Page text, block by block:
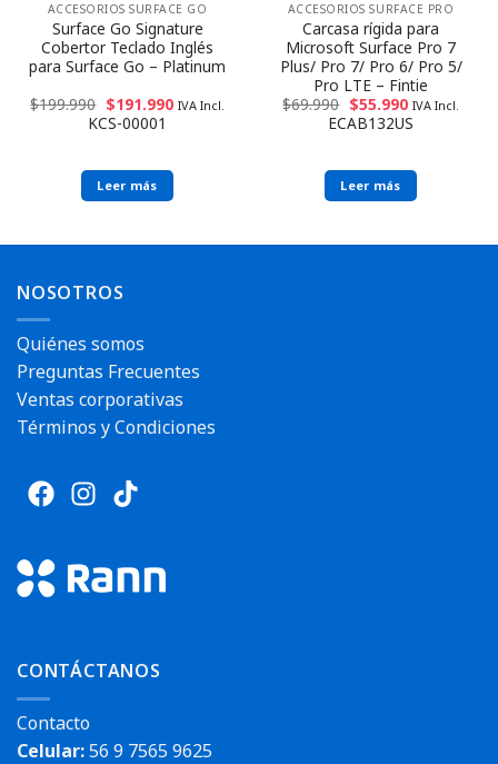
ACCESORIOS SURFACE GO
Surface Go Signature
Cobertor Teclado Inglés
para Surface Go – Platinum
$199.990 $191.990 IVA Incl.
KCS-00001
Leer más
ACCESORIOS SURFACE PRO
Carcasa rígida para
Microsoft Surface Pro 7
Plus/ Pro 7/ Pro 6/ Pro 5/
Pro LTE – Fintie
$69.990 $55.990 IVA Incl.
ECAB132US
Leer más
NOSOTROS
Quiénes somos
Preguntas Frecuentes
Ventas corporativas
Términos y Condiciones
CONTÁCTANOS
Contacto
Celular:56 9 7565 9625